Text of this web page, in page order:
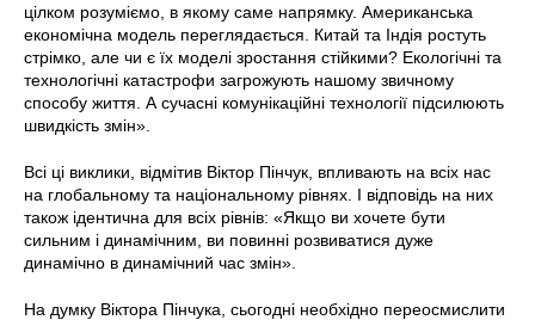
цілком розуміємо, в якому саме напрямку. Американська
економічна модель переглядається. Китай та Індія ростуть
стрімко, але чи є їх моделі зростання стійкими? Екологічні та
технологічні катастрофи загрожують нашому звичному
способу життя. А сучасні комунікаційні технології підсилюють
швидкість змін».
Всі ці виклики, відмітив Віктор Пінчук, впливають на всіх нас
на глобальному та національному рівнях. І відповідь на них
також ідентична для всіх рівнів: «Якщо ви хочете бути
сильним і динамічним, ви повинні розвиватися дуже
динамічно в динамічний час змін».
На думку Віктора Пінчука, сьогодні необхідно переосмислити